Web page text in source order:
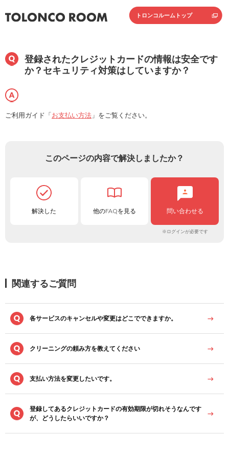
トロンコルームトップ
登録されたクレジットカードの情報は安全です
か？セキュリティ対策はしていますか？
ご利用ガイド「お支払い方法 」をご覧ください。
このページの内容で解決しましたか？
解決した 他のFAQを見る 問い合わせる
※ログインが必要です
関連するご質問
各サービスのキャンセルや変更はどこでできますか。
クリーニングの頼み方を教えてください
支払い方法を変更したいです。
登録してあるクレジットカードの有効期限が切れそうなんです
が、どうしたらいいですか？